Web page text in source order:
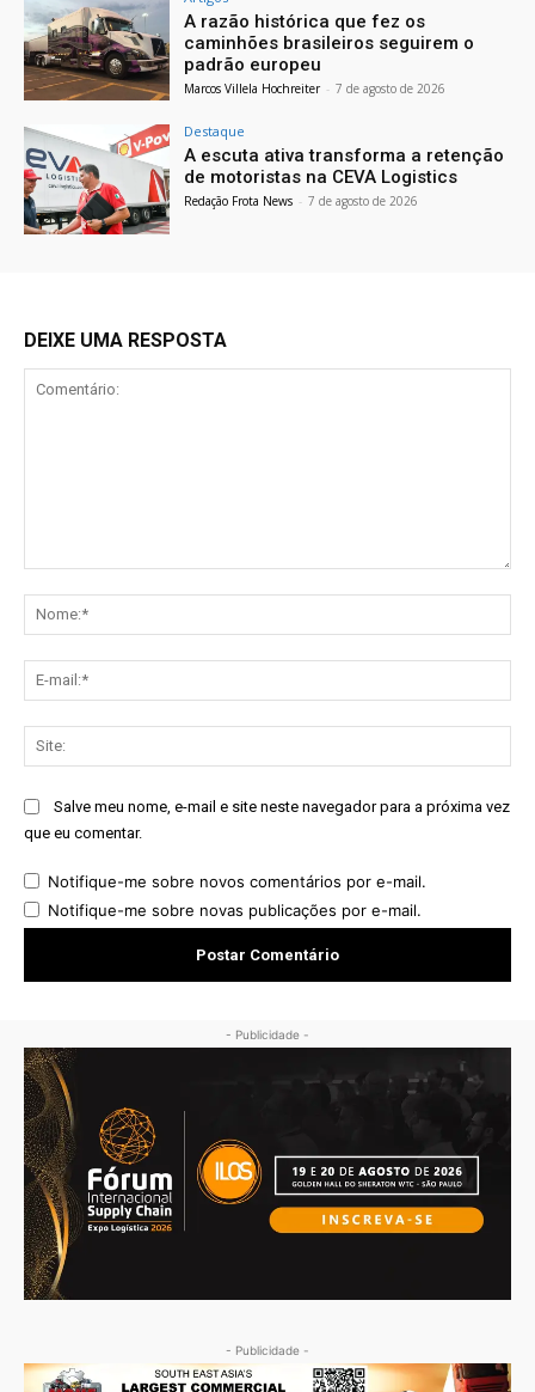
A razão histórica que fez os
caminhões brasileiros seguirem o
padrão europeu
Marcos Villela Hochreiter - 7 de agosto de 2026
Destaque
A escuta ativa transforma a retenção
de motoristas na CEVA Logistics
Redação Frota News - 7 de agosto de 2026
DEIXE UMA RESPOSTA
Salve meu nome, e-mail e site neste navegador para a próxima vez
que eu comentar.
Notifique-me sobre novos comentários por e-mail.
Notifique-me sobre novas publicações por e-mail.
- Publicidade -
- Publicidade -